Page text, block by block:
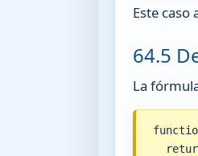
Este
64.5
La